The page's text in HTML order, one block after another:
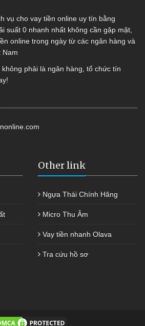
vụ cho vay tiền online uy tín bằng
suất 0 nhanh nhất không cần gặp mặt,
online trong ngày từ các ngân hàng và
Nam
phải là ngân hàng, tổ chức tín
Other link
Ngựa Thái Chính Hãng
Micro Thu Âm
Vay tiền nhanh Olava
Tra cứu hồ sơ